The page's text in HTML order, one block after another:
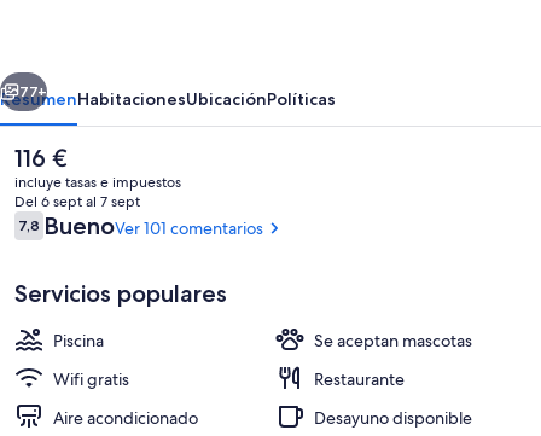
Habitación doble (Doble Vistas) |
Siguiente
77+
ResumenHabitacionesUbicaciónPolíticas
El
precio
actual
es
de
116 €
incluye tasas e impuestos
Del 6 sept al 7 sept
Comentarios
7,87,8 de 10
BuenoVer 101 comentarios
Servicios populares
Piscina
Se aceptan mascotas
Wifi gratis
Restaurante
Aire acondicionado
Desayuno disponible